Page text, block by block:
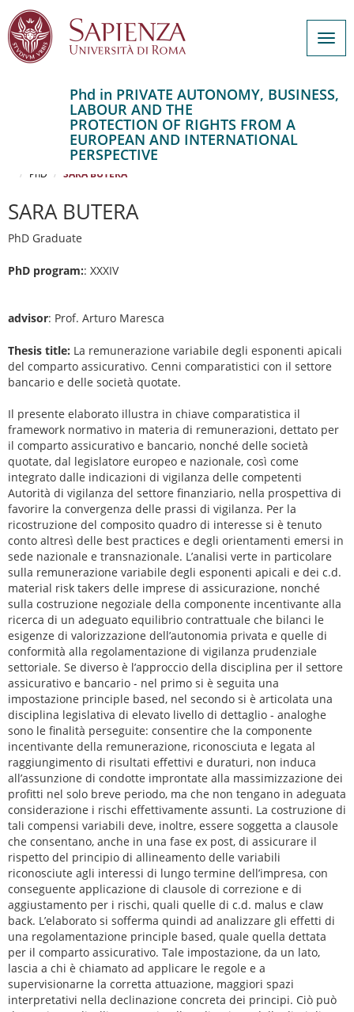
Phd in PRIVATE AUTONOMY, BUSINESS,
LABOUR AND THE
PROTECTION OF RIGHTS FROM A
EUROPEAN AND INTERNATIONAL
PERSPECTIVE
PRIVATE AUTONOMY, BUSINESS, LABOUR AND THE PROTECTION OF
RIGHTS FROM A EUROPEAN AND INTERNATIONAL PERSPECTIVE
PhD
SARA BUTERA
SARA BUTERA
PhD Graduate
PhD program:: XXXIV
advisor: Prof. Arturo Maresca
Thesis title: La remunerazione variabile degli esponenti apicali
del comparto assicurativo. Cenni comparatistici con il settore
bancario e delle società quotate.
Il presente elaborato illustra in chiave comparatistica il
framework normativo in materia di remunerazioni, dettato per
il comparto assicurativo e bancario, nonché delle società
quotate, dal legislatore europeo e nazionale, così come
integrato dalle indicazioni di vigilanza delle competenti
Autorità di vigilanza del settore finanziario, nella prospettiva di
favorire la convergenza delle prassi di vigilanza. Per la
ricostruzione del composito quadro di interesse si è tenuto
conto altresì delle best practices e degli orientamenti emersi in
sede nazionale e transnazionale. L’analisi verte in particolare
sulla remunerazione variabile degli esponenti apicali e dei c.d.
material risk takers delle imprese di assicurazione, nonché
sulla costruzione negoziale della componente incentivante alla
ricerca di un adeguato equilibrio contrattuale che bilanci le
esigenze di valorizzazione dell’autonomia privata e quelle di
conformità alla regolamentazione di vigilanza prudenziale
settoriale. Se diverso è l’approccio della disciplina per il settore
assicurativo e bancario - nel primo si è seguita una
impostazione principle based, nel secondo si è articolata una
disciplina legislativa di elevato livello di dettaglio - analoghe
sono le finalità perseguite: consentire che la componente
incentivante della remunerazione, riconosciuta e legata al
raggiungimento di risultati effettivi e duraturi, non induca
all’assunzione di condotte improntate alla massimizzazione dei
profitti nel solo breve periodo, ma che non tengano in adeguata
considerazione i rischi effettivamente assunti. La costruzione di
tali compensi variabili deve, inoltre, essere soggetta a clausole
che consentano, anche in una fase ex post, di assicurare il
rispetto del principio di allineamento delle variabili
riconosciute agli interessi di lungo termine dell’impresa, con
conseguente applicazione di clausole di correzione e di
aggiustamento per i rischi, quali quelle di c.d. malus e claw
back. L’elaborato si sofferma quindi ad analizzare gli effetti di
una regolamentazione principle based, quale quella dettata
per il comparto assicurativo. Tale impostazione, da un lato,
lascia a chi è chiamato ad applicare le regole e a
supervisionarne la corretta attuazione, maggiori spazi
interpretativi nella declinazione concreta dei principi. Ciò può